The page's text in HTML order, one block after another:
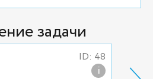
задачи
ID: 48
i